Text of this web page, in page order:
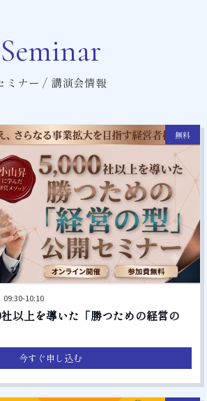
Seminar
ミナー / 講演会情報
無料
09:30-10:10
社以上を導いた「勝つための経営の
今すぐ申し込む